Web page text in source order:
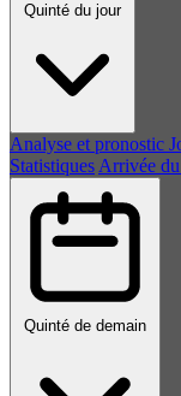
Quinté du jour
Analyse et pronostic
Statistiques Arrivée
Quinté de demain